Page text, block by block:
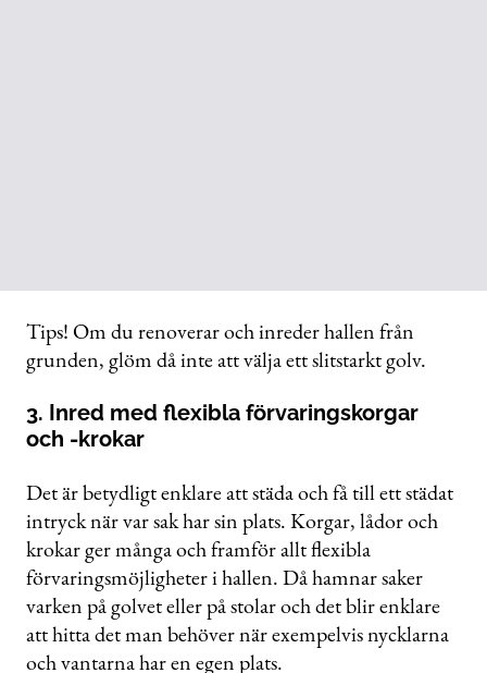
Tips! Om du renoverar och inreder hallen från
grunden, glöm då inte att välja ett slitstarkt golv.
3. Inred med flexibla förvaringskorgar
och -krokar
Det är betydligt enklare att städa och få till ett städat
intryck när var sak har sin plats. Korgar, lådor och
krokar ger många och framför allt flexibla
förvaringsmöjligheter i hallen. Då hamnar saker
varken på golvet eller på stolar och det blir enklare
att hitta det man behöver när exempelvis nycklarna
och vantarna har en egen plats.